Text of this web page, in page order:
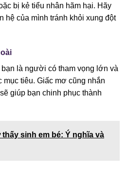
bị kẻ tiểu nhân hãm hại. Hãy
hệ của mình tránh khỏi xung đột
là người có tham vọng lớn và
tiêu. Giấc mơ cũng nhắn
giúp bạn chinh phục thành
thấy sinh em bé: Ý nghĩa và